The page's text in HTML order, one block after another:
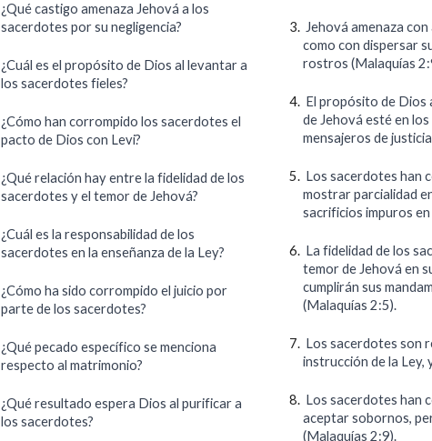
¿Qué castigo amenaza Jehová a los
sacerdotes por su negligencia?
¿Cuál es el propósito de Dios al levantar a
los sacerdotes fieles?
¿Cómo han corrompido los sacerdotes el
pacto de Dios con Levi?
¿Qué relación hay entre la fidelidad de los
sacerdotes y el temor de Jehová?
¿Cuál es la responsabilidad de los
sacerdotes en la enseñanza de la Ley?
¿Cómo ha sido corrompido el juicio por
parte de los sacerdotes?
¿Qué pecado específico se menciona
respecto al matrimonio?
¿Qué resultado espera Dios al purificar a
los sacerdotes?
Jehová amenaza
como con dispersar
rostros (Malaquías
El propósito de Dios
de Jehová esté en
mensajeros de
Los sacerdotes han
mostrar parcialidad
sacrificios impuros
La fidelidad de los
temor de Jehová en
cumplirán sus
(Malaquías 2:5).
Los sacerdotes son
instrucción de la Ley,
Los sacerdotes han
aceptar sobornos,
(Malaquías 2:9).